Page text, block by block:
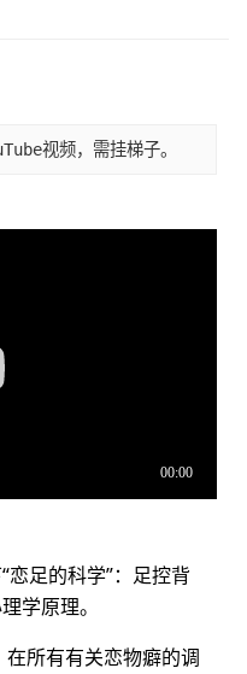
视频，需挂梯子。
恋足的科学”：足控背
学原理。
所有有关恋物癖的调